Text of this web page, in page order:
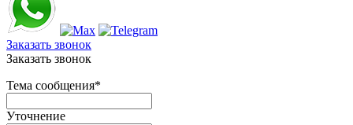
Заказать звонок
Заказать звонок
Тема сообщения*
Уточнение